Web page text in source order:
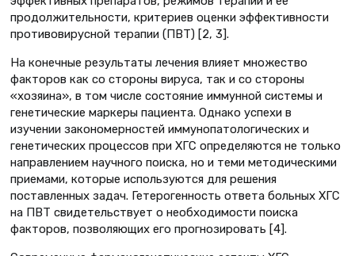
продолжительности, критериев оценки эффективности
противовирусной терапии (ПВТ) [2, 3].
На конечные результаты лечения влияет множество
факторов как со стороны вируса, так и со стороны
«хозяина», в том числе состояние иммунной системы и
генетические маркеры пациента. Однако успехи в
изучении закономерностей иммунопатологических и
генетических процессов при ХГС определяются не только
направлением научного поиска, но и теми методическими
приемами, которые используются для решения
поставленных задач. Гетерогенность ответа больных ХГС
на ПВТ свидетельствует о необходимости поиска
факторов, позволяющих его прогнозировать [4].